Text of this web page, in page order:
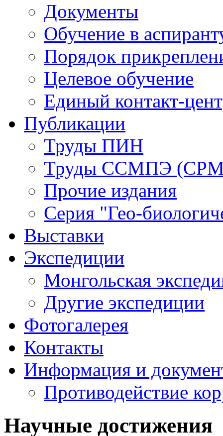
Документы
Обучение в
Порядок
Целевое обучение
Единый контакт-
Публикации
Труды ПИН
Труды ССМПЭ
Прочие издания
Серия "Гео-
Выставки
Экспедиции
Монгольская
Другие экспедиции
Фотогалерея
Контакты
Информация и
Противодействие
Научные достижения